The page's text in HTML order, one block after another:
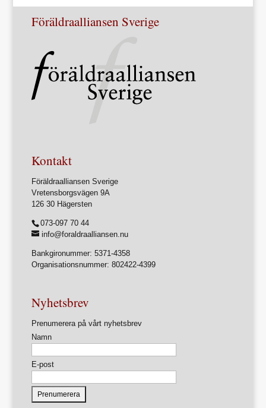
Föräldraalliansen Sverige
Kontakt
Föräldraalliansen Sverige
Vretensborgsvägen 9A
126 30 Hägersten
073-097 70 44
info@foraldraalliansen.nu
Bankgironummer: 5371-4358
Organisationsnummer: 802422-4399
Nyhetsbrev
Prenumerera på vårt nyhetsbrev
Namn
E-post